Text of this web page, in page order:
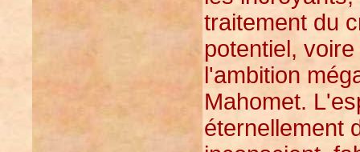
traitement du
potentiel,
l'ambition
Mahomet.
éternellement